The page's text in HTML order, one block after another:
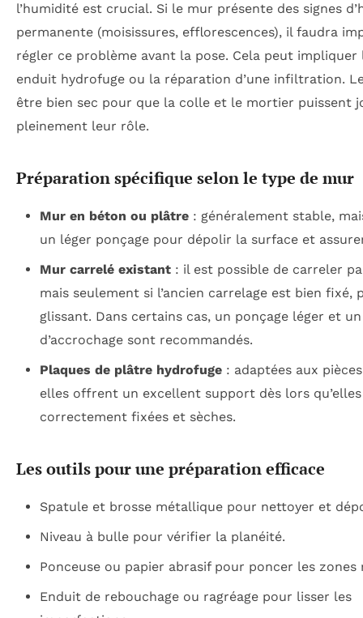
l’humidité est crucial. Si le mur présente des signes
permanente (moisissures, efflorescences), il faudra
régler ce problème avant la pose. Cela peut impliquer
enduit hydrofuge ou la réparation d’une infiltration.
être bien sec pour que la colle et le mortier puissent
pleinement leur rôle.
Préparation spécifique selon le type de mur
Mur en béton ou plâtre: généralement stable,
un léger ponçage pour dépolir la surface et
Mur carrelé existant: il est possible de carreler
mais seulement si l’ancien carrelage est bien fixé,
glissant. Dans certains cas, un ponçage léger et
d’accrochage sont recommandés.
Plaques de plâtre hydrofuge: adaptées aux
elles offrent un excellent support dès lors
correctement fixées et sèches.
Les outils pour une préparation efficace
Spatule et brosse métallique pour nettoyer et
Niveau à bulle pour vérifier la planéité.
Ponceuse ou papier abrasif pour poncer les zones
Enduit de rebouchage ou ragréage pour lisser les